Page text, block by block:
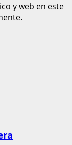
y web en este